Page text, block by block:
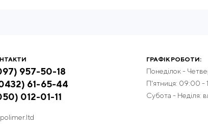
мережі, ми забезпечуємо своєчасну
кожного клієнта і пропонуємо індивідуальні
957-50-18
61-65-44
012-01-11
ГРАФІК РОБОТИ:
Понеділок -
П'ятниця: 09:00 -
Субота - Неділя: